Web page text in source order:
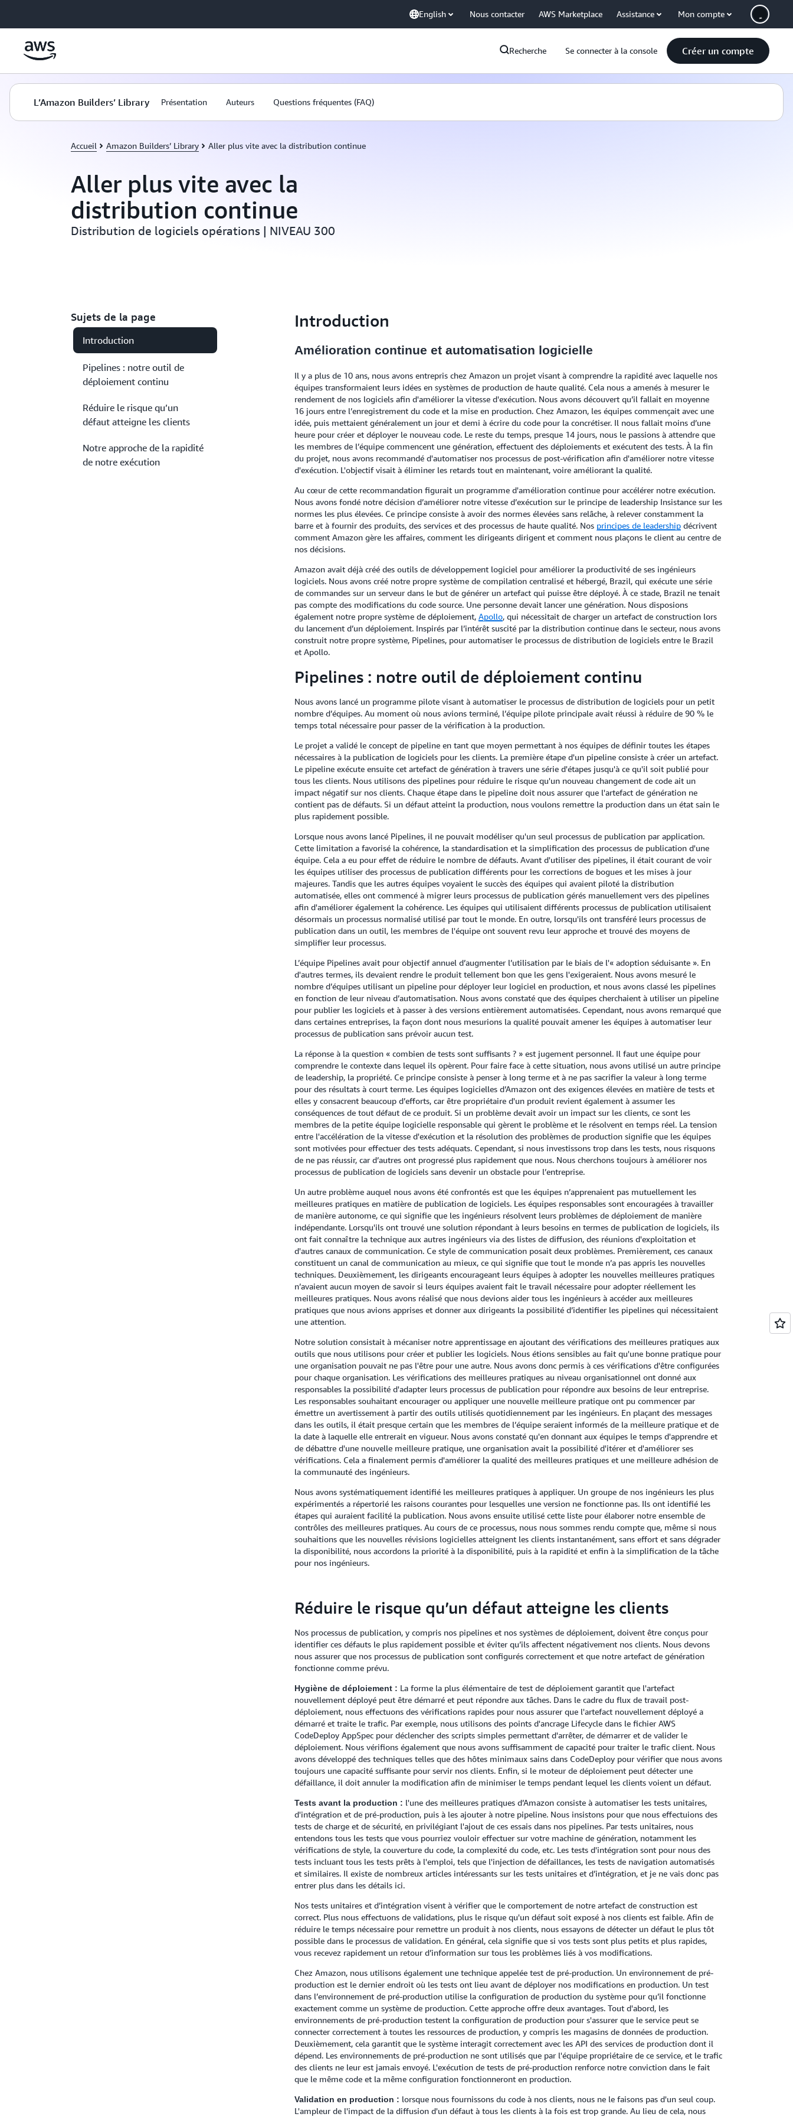
English Nous contacter AWS Marketplace Assistance Mon compte
Recherche Se connecter à la console Créer un compte
L’Amazon Builders’ Library Présentation Auteurs Questions fréquentes (FAQ)
Accueil Amazon Builders’ Library Aller plus vite avec la distribution continue
Aller plus vite avec la
distribution continue
Distribution de logiciels opérations | NIVEAU 300
Sujets de la page
Introduction
Pipelines : notre outil de
déploiement continu
Réduire le risque qu’un
défaut atteigne les clients
Notre approche de la rapidité
de notre exécution
Introduction
Amélioration continue et automatisation logicielle
Il y a plus de 10 ans, nous avons entrepris chez Amazon un projet visant à comprendre la rapidité avec laquelle nos
équipes transformaient leurs idées en systèmes de production de haute qualité. Cela nous a amenés à mesurer le
rendement de nos logiciels afin d'améliorer la vitesse d'exécution. Nous avons découvert qu’il fallait en moyenne
16 jours entre l’enregistrement du code et la mise en production. Chez Amazon, les équipes commençait avec une
idée, puis mettaient généralement un jour et demi à écrire du code pour la concrétiser. Il nous fallait moins d’une
heure pour créer et déployer le nouveau code. Le reste du temps, presque 14 jours, nous le passions à attendre que
les membres de l’équipe commencent une génération, effectuent des déploiements et exécutent des tests. À la fin
du projet, nous avons recommandé d'automatiser nos processus de post-vérification afin d'améliorer notre vitesse
d'exécution. L'objectif visait à éliminer les retards tout en maintenant, voire améliorant la qualité.
Au cœur de cette recommandation figurait un programme d'amélioration continue pour accélérer notre exécution.
Nous avons fondé notre décision d’améliorer notre vitesse d’exécution sur le principe de leadership Insistance sur les
normes les plus élevées. Ce principe consiste à avoir des normes élevées sans relâche, à relever constamment la
barre et à fournir des produits, des services et des processus de haute qualité. Nos principes de leadershipdécrivent
comment Amazon gère les affaires, comment les dirigeants dirigent et comment nous plaçons le client au centre de
nos décisions.
Amazon avait déjà créé des outils de développement logiciel pour améliorer la productivité de ses ingénieurs
logiciels. Nous avons créé notre propre système de compilation centralisé et hébergé, Brazil, qui exécute une série
de commandes sur un serveur dans le but de générer un artefact qui puisse être déployé. À ce stade, Brazil ne tenait
pas compte des modifications du code source. Une personne devait lancer une génération. Nous disposions
également notre propre système de déploiement, Apollo, qui nécessitait de charger un artefact de construction lors
du lancement d’un déploiement. Inspirés par l’intérêt suscité par la distribution continue dans le secteur, nous avons
construit notre propre système, Pipelines, pour automatiser le processus de distribution de logiciels entre le Brazil
et Apollo.
Pipelines : notre outil de déploiement continu
Nous avons lancé un programme pilote visant à automatiser le processus de distribution de logiciels pour un petit
nombre d’équipes. Au moment où nous avions terminé, l’équipe pilote principale avait réussi à réduire de 90 % le
temps total nécessaire pour passer de la vérification à la production.
Le projet a validé le concept de pipeline en tant que moyen permettant à nos équipes de définir toutes les étapes
nécessaires à la publication de logiciels pour les clients. La première étape d'un pipeline consiste à créer un artefact.
Le pipeline exécute ensuite cet artefact de génération à travers une série d'étapes jusqu'à ce qu'il soit publié pour
tous les clients. Nous utilisons des pipelines pour réduire le risque qu'un nouveau changement de code ait un
impact négatif sur nos clients. Chaque étape dans le pipeline doit nous assurer que l'artefact de génération ne
contient pas de défauts. Si un défaut atteint la production, nous voulons remettre la production dans un état sain le
plus rapidement possible.
Lorsque nous avons lancé Pipelines, il ne pouvait modéliser qu'un seul processus de publication par application.
Cette limitation a favorisé la cohérence, la standardisation et la simplification des processus de publication d'une
équipe. Cela a eu pour effet de réduire le nombre de défauts. Avant d'utiliser des pipelines, il était courant de voir
les équipes utiliser des processus de publication différents pour les corrections de bogues et les mises à jour
majeures. Tandis que les autres équipes voyaient le succès des équipes qui avaient piloté la distribution
automatisée, elles ont commencé à migrer leurs processus de publication gérés manuellement vers des pipelines
afin d'améliorer également la cohérence. Les équipes qui utilisaient différents processus de publication utilisaient
désormais un processus normalisé utilisé par tout le monde. En outre, lorsqu'ils ont transféré leurs processus de
publication dans un outil, les membres de l'équipe ont souvent revu leur approche et trouvé des moyens de
simplifier leur processus.
L’équipe Pipelines avait pour objectif annuel d’augmenter l’utilisation par le biais de l'« adoption séduisante ». En
d'autres termes, ils devaient rendre le produit tellement bon que les gens l'exigeraient. Nous avons mesuré le
nombre d’équipes utilisant un pipeline pour déployer leur logiciel en production, et nous avons classé les pipelines
en fonction de leur niveau d’automatisation. Nous avons constaté que des équipes cherchaient à utiliser un pipeline
pour publier les logiciels et à passer à des versions entièrement automatisées. Cependant, nous avons remarqué que
dans certaines entreprises, la façon dont nous mesurions la qualité pouvait amener les équipes à automatiser leur
processus de publication sans prévoir aucun test.
La réponse à la question « combien de tests sont suffisants ? » est jugement personnel. Il faut une équipe pour
comprendre le contexte dans lequel ils opèrent. Pour faire face à cette situation, nous avons utilisé un autre principe
de leadership, la propriété. Ce principe consiste à penser à long terme et à ne pas sacrifier la valeur à long terme
pour des résultats à court terme. Les équipes logicielles d’Amazon ont des exigences élevées en matière de tests et
elles y consacrent beaucoup d’efforts, car être propriétaire d'un produit revient également à assumer les
conséquences de tout défaut de ce produit. Si un problème devait avoir un impact sur les clients, ce sont les
membres de la petite équipe logicielle responsable qui gèrent le problème et le résolvent en temps réel. La tension
entre l'accélération de la vitesse d'exécution et la résolution des problèmes de production signifie que les équipes
sont motivées pour effectuer des tests adéquats. Cependant, si nous investissons trop dans les tests, nous risquons
de ne pas réussir, car d’autres ont progressé plus rapidement que nous. Nous cherchons toujours à améliorer nos
processus de publication de logiciels sans devenir un obstacle pour l’entreprise.
Un autre problème auquel nous avons été confrontés est que les équipes n’apprenaient pas mutuellement les
meilleures pratiques en matière de publication de logiciels. Les équipes responsables sont encouragées à travailler
de manière autonome, ce qui signifie que les ingénieurs résolvent leurs problèmes de déploiement de manière
indépendante. Lorsqu'ils ont trouvé une solution répondant à leurs besoins en termes de publication de logiciels, ils
ont fait connaître la technique aux autres ingénieurs via des listes de diffusion, des réunions d'exploitation et
d'autres canaux de communication. Ce style de communication posait deux problèmes. Premièrement, ces canaux
constituent un canal de communication au mieux, ce qui signifie que tout le monde n’a pas appris les nouvelles
techniques. Deuxièmement, les dirigeants encourageant leurs équipes à adopter les nouvelles meilleures pratiques
n’avaient aucun moyen de savoir si leurs équipes avaient fait le travail nécessaire pour adopter réellement les
meilleures pratiques. Nous avons réalisé que nous devions aider tous les ingénieurs à accéder aux meilleures
pratiques que nous avions apprises et donner aux dirigeants la possibilité d’identifier les pipelines qui nécessitaient
une attention.
Notre solution consistait à mécaniser notre apprentissage en ajoutant des vérifications des meilleures pratiques aux
outils que nous utilisons pour créer et publier les logiciels. Nous étions sensibles au fait qu'une bonne pratique pour
une organisation pouvait ne pas l'être pour une autre. Nous avons donc permis à ces vérifications d'être configurées
pour chaque organisation. Les vérifications des meilleures pratiques au niveau organisationnel ont donné aux
responsables la possibilité d'adapter leurs processus de publication pour répondre aux besoins de leur entreprise.
Les responsables souhaitant encourager ou appliquer une nouvelle meilleure pratique ont pu commencer par
émettre un avertissement à partir des outils utilisés quotidiennement par les ingénieurs. En plaçant des messages
dans les outils, il était presque certain que les membres de l’équipe seraient informés de la meilleure pratique et de
la date à laquelle elle entrerait en vigueur. Nous avons constaté qu'en donnant aux équipes le temps d'apprendre et
de débattre d'une nouvelle meilleure pratique, une organisation avait la possibilité d'itérer et d'améliorer ses
vérifications. Cela a finalement permis d'améliorer la qualité des meilleures pratiques et une meilleure adhésion de
la communauté des ingénieurs.
Nous avons systématiquement identifié les meilleures pratiques à appliquer. Un groupe de nos ingénieurs les plus
expérimentés a répertorié les raisons courantes pour lesquelles une version ne fonctionne pas. Ils ont identifié les
étapes qui auraient facilité la publication. Nous avons ensuite utilisé cette liste pour élaborer notre ensemble de
contrôles des meilleures pratiques. Au cours de ce processus, nous nous sommes rendu compte que, même si nous
souhaitions que les nouvelles révisions logicielles atteignent les clients instantanément, sans effort et sans dégrader
la disponibilité, nous accordons la priorité à la disponibilité, puis à la rapidité et enfin à la simplification de la tâche
pour nos ingénieurs.
Réduire le risque qu’un défaut atteigne les clients
Nos processus de publication, y compris nos pipelines et nos systèmes de déploiement, doivent être conçus pour
identifier ces défauts le plus rapidement possible et éviter qu’ils affectent négativement nos clients. Nous devons
nous assurer que nos processus de publication sont configurés correctement et que notre artefact de génération
fonctionne comme prévu.
Hygiène de déploiement : La forme la plus élémentaire de test de déploiement garantit que l'artefact
nouvellement déployé peut être démarré et peut répondre aux tâches. Dans le cadre du flux de travail post-
déploiement, nous effectuons des vérifications rapides pour nous assurer que l'artefact nouvellement déployé a
démarré et traite le trafic. Par exemple, nous utilisons des points d'ancrage Lifecycle dans le fichier AWS
CodeDeploy AppSpec pour déclencher des scripts simples permettant d'arrêter, de démarrer et de valider le
déploiement. Nous vérifions également que nous avons suffisamment de capacité pour traiter le trafic client. Nous
avons développé des techniques telles que des hôtes minimaux sains dans CodeDeploy pour vérifier que nous avons
toujours une capacité suffisante pour servir nos clients. Enfin, si le moteur de déploiement peut détecter une
défaillance, il doit annuler la modification afin de minimiser le temps pendant lequel les clients voient un défaut.
Tests avant la production : l'une des meilleures pratiques d’Amazon consiste à automatiser les tests unitaires,
d'intégration et de pré-production, puis à les ajouter à notre pipeline. Nous insistons pour que nous effectuions des
tests de charge et de sécurité, en privilégiant l'ajout de ces essais dans nos pipelines. Par tests unitaires, nous
entendons tous les tests que vous pourriez vouloir effectuer sur votre machine de génération, notamment les
vérifications de style, la couverture du code, la complexité du code, etc. Les tests d'intégration sont pour nous des
tests incluant tous les tests prêts à l'emploi, tels que l'injection de défaillances, les tests de navigation automatisés
et similaires. Il existe de nombreux articles intéressants sur les tests unitaires et d’intégration, et je ne vais donc pas
entrer plus dans les détails ici.
Nos tests unitaires et d’intégration visent à vérifier que le comportement de notre artefact de construction est
correct. Plus nous effectuons de validations, plus le risque qu'un défaut soit exposé à nos clients est faible. Afin de
réduire le temps nécessaire pour remettre un produit à nos clients, nous essayons de détecter un défaut le plus tôt
possible dans le processus de validation. En général, cela signifie que si vos tests sont plus petits et plus rapides,
vous recevez rapidement un retour d’information sur tous les problèmes liés à vos modifications.
Chez Amazon, nous utilisons également une technique appelée test de pré-production. Un environnement de pré-
production est le dernier endroit où les tests ont lieu avant de déployer nos modifications en production. Un test
dans l’environnement de pré-production utilise la configuration de production du système pour qu’il fonctionne
exactement comme un système de production. Cette approche offre deux avantages. Tout d'abord, les
environnements de pré-production testent la configuration de production pour s'assurer que le service peut se
connecter correctement à toutes les ressources de production, y compris les magasins de données de production.
Deuxièmement, cela garantit que le système interagit correctement avec les API des services de production dont il
dépend. Les environnements de pré-production ne sont utilisés que par l'équipe propriétaire de ce service, et le trafic
des clients ne leur est jamais envoyé. L'exécution de tests de pré-production renforce notre conviction dans le fait
que le même code et la même configuration fonctionneront en production.
Validation en production : lorsque nous fournissons du code à nos clients, nous ne le faisons pas d'un seul coup.
L'ampleur de l'impact de la diffusion d'un défaut à tous les clients à la fois est trop grande. Au lieu de cela, nous